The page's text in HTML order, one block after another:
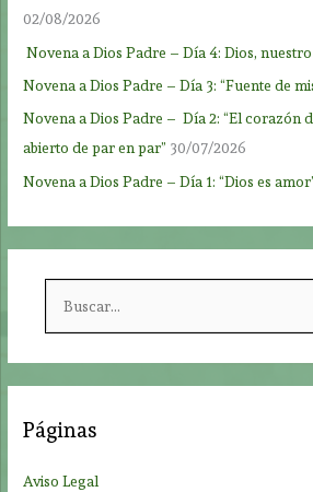
02/08/2026
Novena a Dios Padre – Día 4: Dios,
Novena a Dios Padre – Día 3: “Fuente de
Novena a Dios Padre – Día 2: “El corazón
abierto de par en par” 30/07/2026
Novena a Dios Padre – Día 1: “Dios es
r
Páginas
Aviso Legal